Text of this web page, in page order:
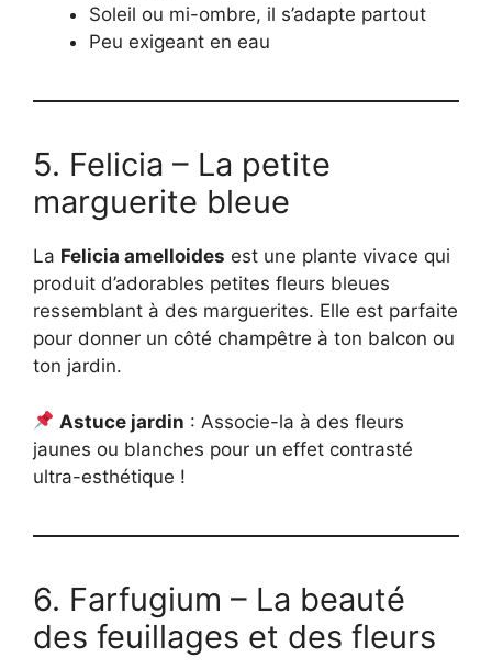
Soleil ou mi-ombre, il s’adapte partout
Peu exigeant en eau
5. Felicia – La petite
marguerite bleue
La Felicia amelloides est une plante vivace qui
produit d’adorables petites fleurs bleues
ressemblant à des marguerites. Elle est parfaite
pour donner un côté champêtre à ton balcon ou
ton jardin.
Astuce jardin : Associe-la à des fleurs
jaunes ou blanches pour un effet contrasté
ultra-esthétique !
6. Farfugium – La beauté
des feuillages et des fleurs